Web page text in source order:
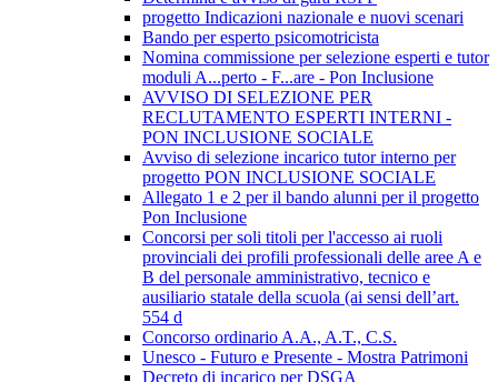
progetto Indicazioni nazionale e nuovi scenari
Bando per esperto psicomotricista
Nomina commissione per selezione esperti e tutor
moduli A...perto - F...are - Pon Inclusione
AVVISO DI SELEZIONE PER
RECLUTAMENTO ESPERTI INTERNI -
PON INCLUSIONE SOCIALE
Avviso di selezione incarico tutor interno per
progetto PON INCLUSIONE SOCIALE
Allegato 1 e 2 per il bando alunni per il progetto
Pon Inclusione
Concorsi per soli titoli per l'accesso ai ruoli
provinciali dei profili professionali delle aree A e
B del personale amministrativo, tecnico e
ausiliario statale della scuola (ai sensi dell’art.
554 d
Concorso ordinario A.A., A.T., C.S.
Unesco - Futuro e Presente - Mostra Patrimoni
Decreto di incarico per DSGA